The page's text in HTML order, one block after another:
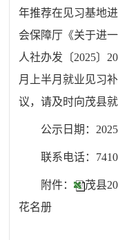
年推荐在见习基地
会保障厅《关于进
人社办发〔2025〕
月上半月就业见习
议，请及时向茂县
公示日期：2025
联系电话：74
附件：
茂县
花名册